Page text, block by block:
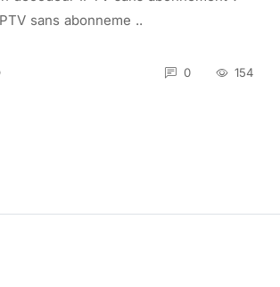
sans abonneme ..
0 154